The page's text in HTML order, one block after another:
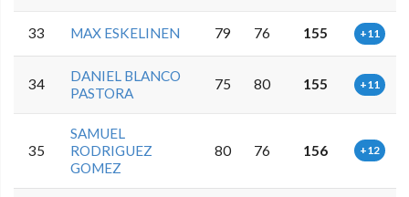
33 MAX ESKELINEN 79 76 155 +11
34
DANIEL BLANCO
PASTORA
75 80 155 +11
35
SAMUEL
RODRIGUEZ
GOMEZ
80 76 156 +12